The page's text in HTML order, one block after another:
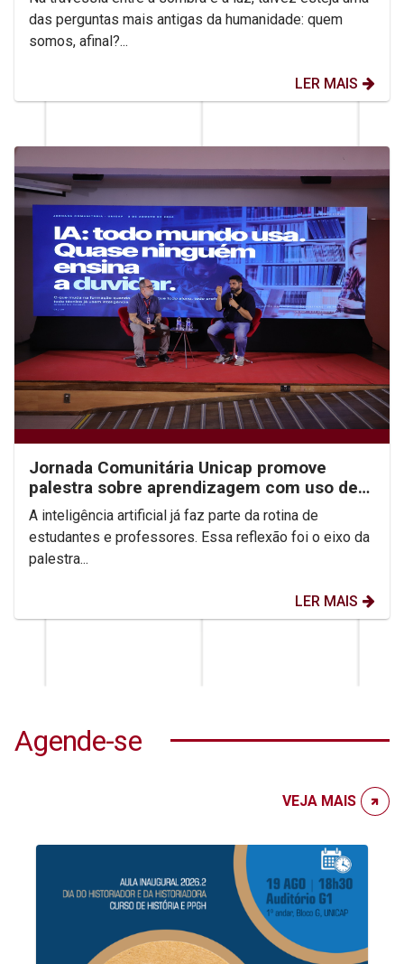
das perguntas mais antigas da humanidade: quem
somos, afinal?...
LER MAIS
Jornada Comunitária Unicap promove
palestra sobre aprendizagem com uso de
IA
A inteligência artificial já faz parte da rotina de
estudantes e professores. Essa reflexão foi o eixo da
palestra...
LER MAIS
Agende-se
VEJA MAIS